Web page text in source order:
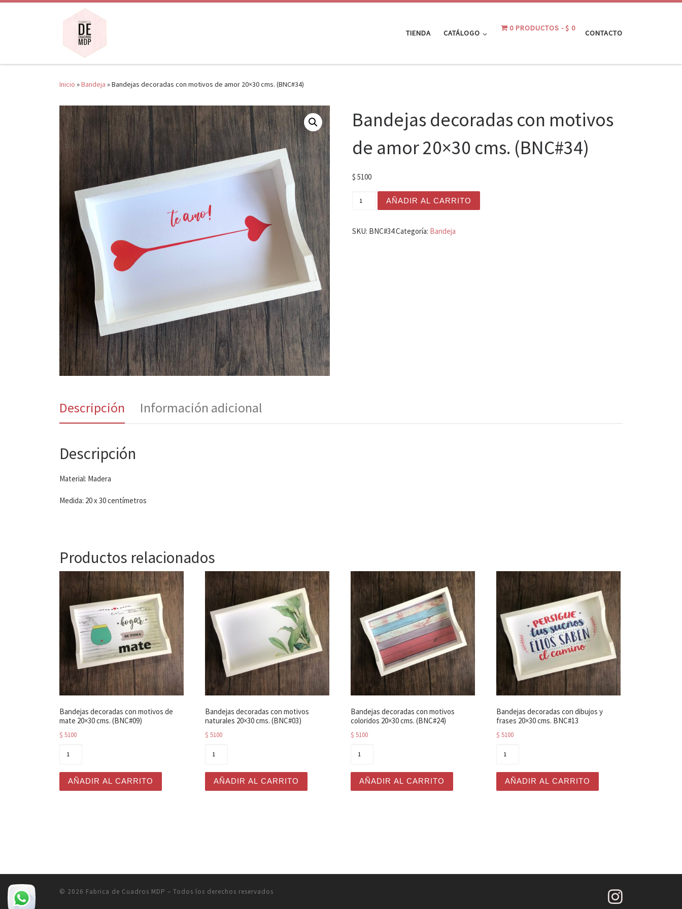
Saltar al contenido
TIENDA CATÁLOGO
0 PRODUCTOS $ 0
CONTACTO
Inicio »Bandeja »Bandejas decoradas con motivos de amor 20×30 cms. (BNC#34)
Bandejas decoradas con motivos
de amor 20×30 cms. (BNC#34)
$ 5100
Bandejas decoradas con motivos de amor 20x30 cms. (BNC#34) cantidad
AÑADIR AL CARRITO
SKU: BNC#34Categoría: Bandeja
Descripción Información adicional
Descripción
Material: Madera
Medida: 20 x 30 centímetros
Productos relacionados
Bandejas decoradas con motivos de
mate 20×30 cms. (BNC#09)
$ 5100
AÑADIR AL CARRITO
Bandejas decoradas con motivos
naturales 20×30 cms. (BNC#03)
$ 5100
AÑADIR AL CARRITO
Bandejas decoradas con motivos
coloridos 20×30 cms. (BNC#24)
$ 5100
AÑADIR AL CARRITO
Bandejas decoradas con dibujos y
frases 20×30 cms. BNC#13
$ 5100
AÑADIR AL CARRITO
© 2026 Fabrica de Cuadros MDP – Todos los derechos reservados